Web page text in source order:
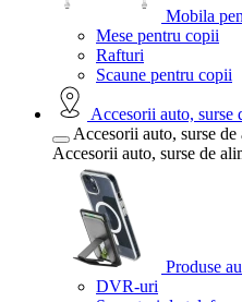
Mobila
Mese pentru copii
Rafturi
Scaune pentru copii
Accesorii auto, surse
Accesorii auto, surse
Accesorii auto, surse de
Produse
DVR-uri